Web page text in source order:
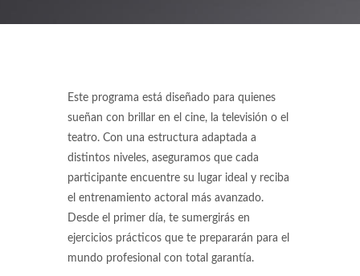
Este programa está diseñado para quienes
sueñan con brillar en el cine, la televisión o el
teatro. Con una estructura adaptada a
distintos niveles, aseguramos que cada
participante encuentre su lugar ideal y reciba
el entrenamiento actoral más avanzado.
Desde el primer día, te sumergirás en
ejercicios prácticos que te prepararán para el
mundo profesional con total garantía.